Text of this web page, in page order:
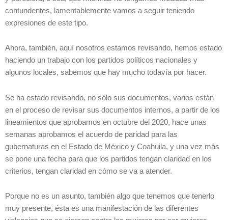
contundentes, lamentablemente vamos a seguir teniendo
expresiones de este tipo.
Ahora, también, aquí nosotros estamos revisando, hemos estado
haciendo un trabajo con los partidos políticos nacionales y
algunos locales, sabemos que hay mucho todavía por hacer.
Se ha estado revisando, no sólo sus documentos, varios están
en el proceso de revisar sus documentos internos, a partir de los
lineamientos que aprobamos en octubre del 2020, hace unas
semanas aprobamos el acuerdo de paridad para las
gubernaturas en el Estado de México y Coahuila, y una vez más
se pone una fecha para que los partidos tengan claridad en los
criterios, tengan claridad en cómo se va a atender.
Porque no es un asunto, también algo que tenemos que tenerlo
muy presente, ésta es una manifestación de las diferentes